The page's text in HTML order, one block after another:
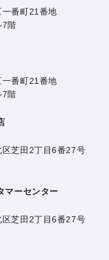
番町21番地
7階
番町21番地
7階
区芝田2丁目6番27号
マーセンター
区芝田2丁目6番27号